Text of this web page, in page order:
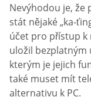
Nevýhodou je, že
stát nějaké „ka-
účet pro přístup k
uložil bezplatným
kterým je jejich
také muset mít
alternativu k PC.